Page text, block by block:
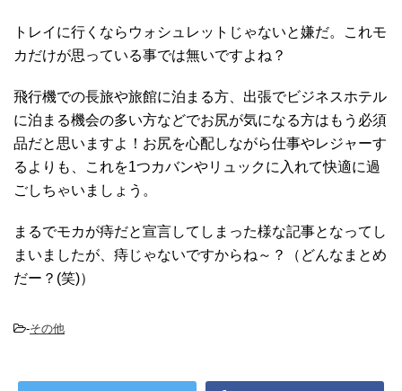
トレイに行くならウォシュレットじゃないと嫌だ。これモ
カだけが思っている事では無いですよね？
飛行機での長旅や旅館に泊まる方、出張でビジネスホテル
に泊まる機会の多い方などでお尻が気になる方はもう必須
品だと思いますよ！お尻を心配しながら仕事やレジャーす
るよりも、これを1つカバンやリュックに入れて快適に過
ごしちゃいましょう。
まるでモカが痔だと宣言してしまった様な記事となってし
まいましたが、痔じゃないですからね～？（どんなまとめ
だー？(笑)）
-その他